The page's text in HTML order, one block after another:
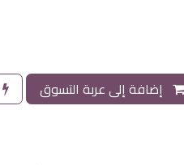
إضافة إلى عربة التسوق